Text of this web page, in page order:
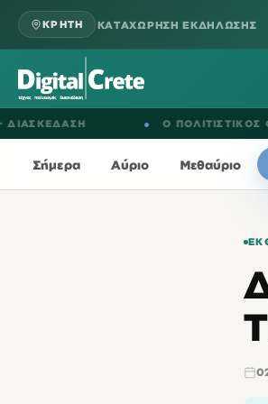
ΚΡΗΤΗ ΚΑΤΑΧΩΡΗΣΗ ΕΚΔΗΛΩΣΗΣ
Ο ΠΟΛΙΤΙΣΤΙΚΟΣ
Σήμερα Αύριο Μεθαύριο